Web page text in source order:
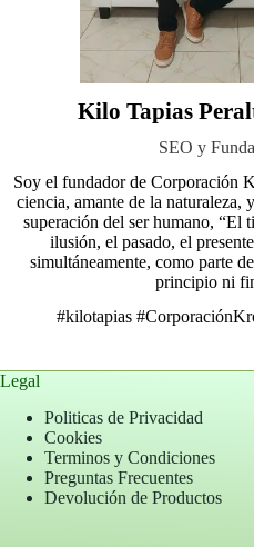
Kilo Tapias
SEO y
Soy el fundador de Corporación
ciencia, amante de la naturaleza,
superación del ser humano, “El
ilusión, el pasado, el
simultáneamente, como parte
principio ni
#kilotapias
Legal
Politicas de Privacidad
Cookies
Terminos y Condiciones
Preguntas Frecuentes
Devolución de Productos